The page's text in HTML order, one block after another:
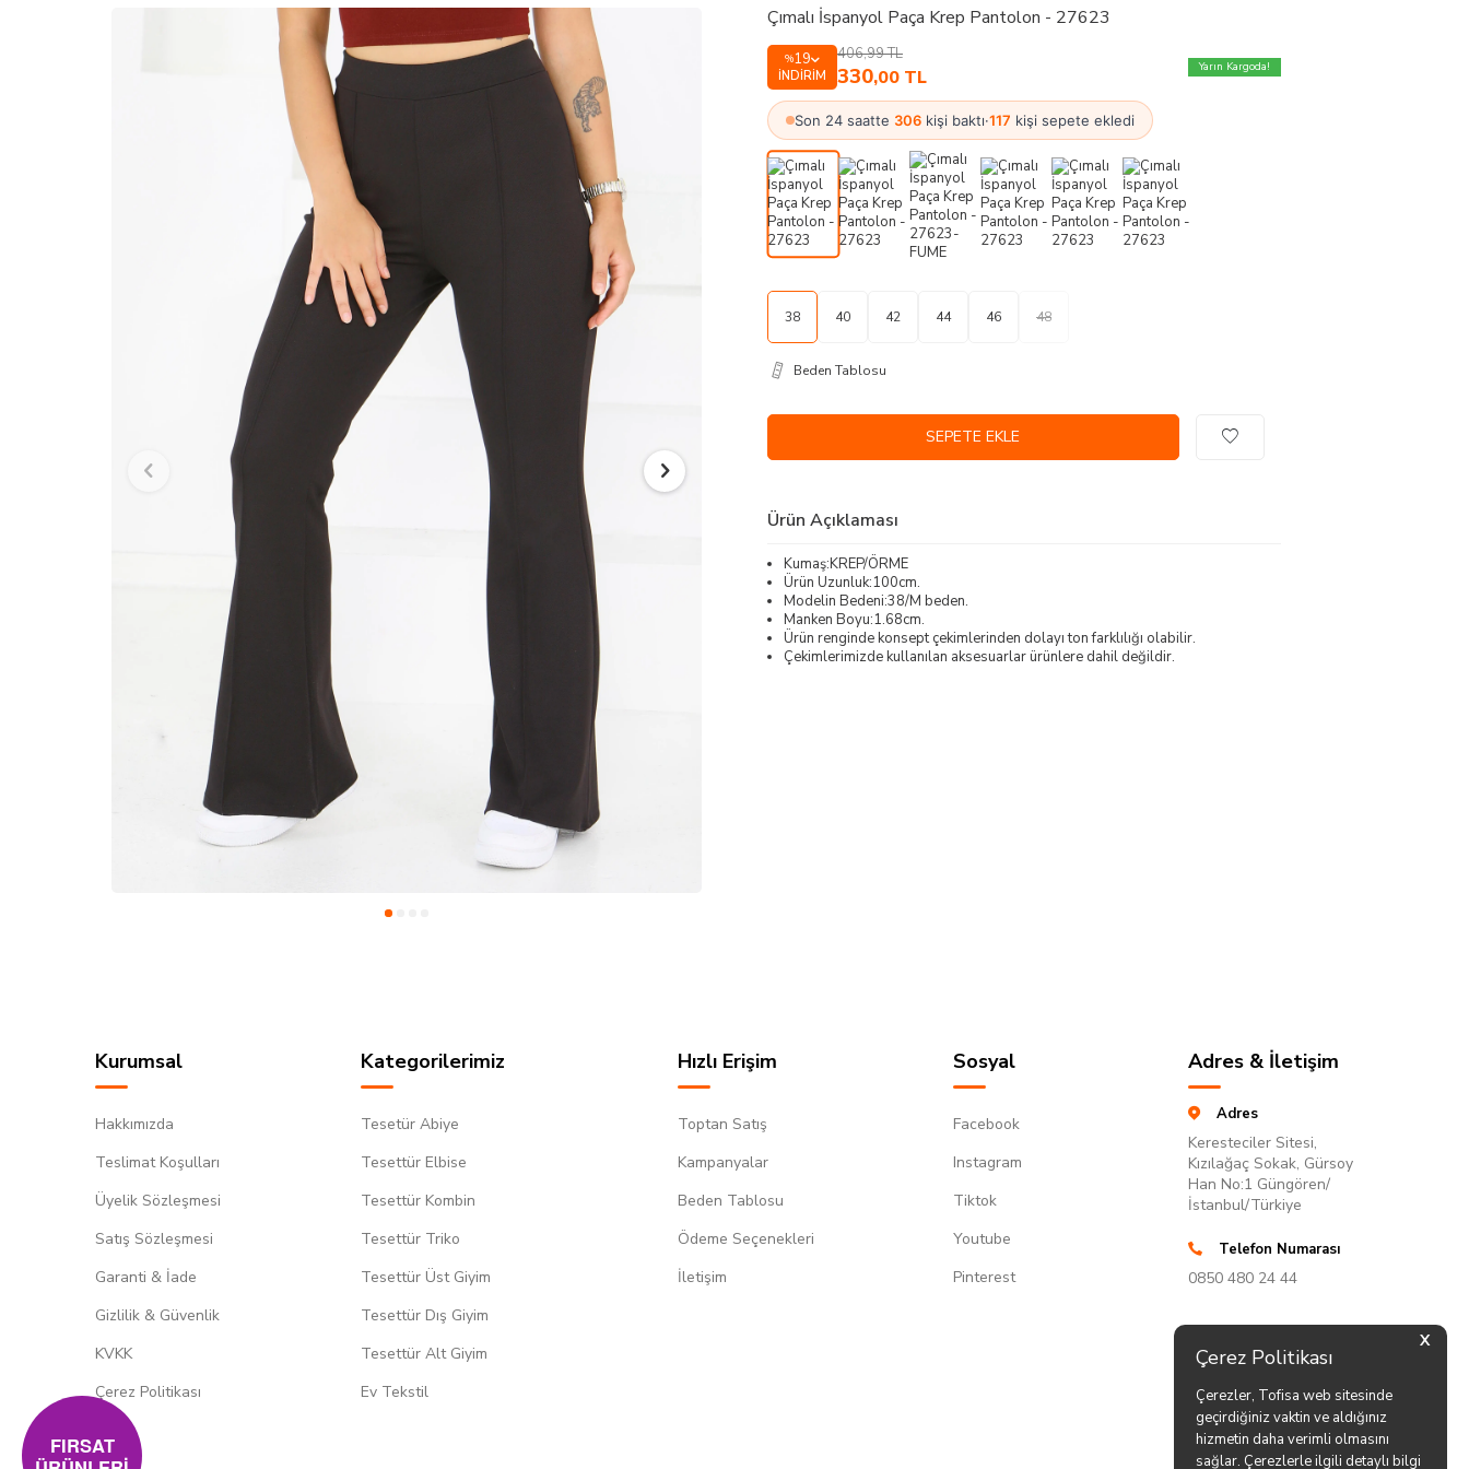
X
Çerez Politikası
Çerezler, Tofisa web sitesinde
geçirdiğiniz vaktin ve aldığınız
hizmetin daha verimli olmasını
sağlar. Çerezlerle ilgili detaylı bilgi
Çımalı İspanyol Paça Krep Pantolon - 27623
%19
İNDIRIM
406,99TL
330,00 TL Yarın Kargoda!
Son 24 saatte 306 kişi baktı·117 kişi sepete ekledi
38 40 42 44 46 48
Beden Tablosu
SEPETE EKLE
Ürün Açıklaması
Kumaş:KREP/ÖRME
Ürün Uzunluk:100cm.
Modelin Bedeni:38/M beden.
Manken Boyu:1.68cm.
Ürün renginde konsept çekimlerinden dolayı ton farklılığı olabilir.
Çekimlerimizde kullanılan aksesuarlar ürünlere dahil değildir.
Kurumsal
Hakkımızda
Teslimat Koşulları
Üyelik Sözleşmesi
Satış Sözleşmesi
Garanti & İade
Gizlilik & Güvenlik
KVKK
Çerez Politikası
Kategorilerimiz
Tesetür Abiye
Tesettür Elbise
Tesettür Kombin
Tesettür Triko
Tesettür Üst Giyim
Tesettür Dış Giyim
Tesettür Alt Giyim
Ev Tekstil
Hızlı Erişim
Toptan Satış
Kampanyalar
Beden Tablosu
Ödeme Seçenekleri
İletişim
Sosyal
Facebook
Instagram
Tiktok
Youtube
Pinterest
Adres & İletişim
Adres
Keresteciler Sitesi,
Kızılağaç Sokak, Gürsoy
Han No:1 Güngören/
İstanbul/Türkiye
Telefon Numarası
0850 480 24 44
FIRSAT